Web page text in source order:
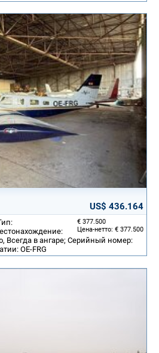
US$ 436.164
€ 377.500
Цена-нетто: € 377.500
Всегда в ангаре; Серийный номер:
OE-FRG